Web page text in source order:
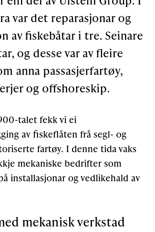
var det reparasjonar og
av fiskebåtar i tre. Seinare
og desse var av fleire
anna passasjerfartøy,
og offshoreskip.
talet fekk vi ei
av fiskeflåten frå segl- og
fartøy. I denne tida vaks
mekaniske bedrifter som
installasjonar og vedlikehald av
mekanisk verkstad